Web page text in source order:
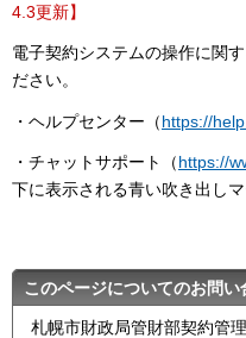
4.3更新】
電子契約システムの操作に関
ださい。
・ヘルプセンター（https://
・チャットサポート（https://
下に表示される青い吹き出し
このページについてのお問い
札幌市財政局管財部契約管